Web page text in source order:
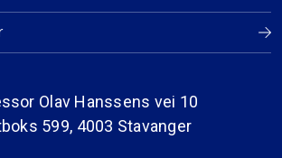
Olav Hanssens vei 10
599, 4003 Stavanger